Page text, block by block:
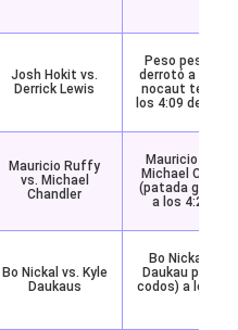
Josh Hokit vs.
Derrick Lewis
Peso pesado:
derrotó a
nocaut técnico
los 4:09 del
Mauricio Ruffy
vs. Michael
Chandler
Mauricio
Michael
(patada
a los 4:29 del
Bo Nickal vs. Kyle
Daukaus
Bo Nickal
Daukau por
codos) a los